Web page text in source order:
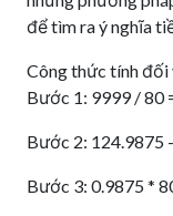
để tìm ra ý nghĩa
Công thức tính đối
Bước 1: 9999 / 80
Bước 2: 124.9875
Bước 3: 0.9875 *